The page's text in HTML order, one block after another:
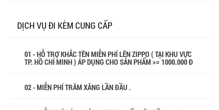
DỊCH VỤ ĐI KÈM CUNG CẤP
01 - HỖ TRỢ KHẮC TÊN MIỄN PHÍ LÊN ZIPPO ( TẠI KHU VỰC
TP. HỒ CHÍ MINH ) ÁP DỤNG CHO SẢN PHẨM >= 1000.000 Đ
02 - MIỄN PHÍ TRÂM XĂNG LẦN ĐẦU .